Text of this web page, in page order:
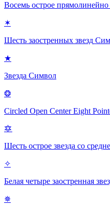
Восемь острое прямолинейно
✶
Шесть заостренных звезд
★
Звезда Символ
❂
Circled Open Center Eight
🔯
Шесть острое звезда со
✧
Белая четыре заостренная
✵